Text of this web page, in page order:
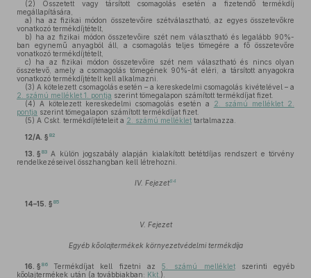
(2) Összetett vagy társított csomagolás esetén a fizetendő termékdíj
megállapítására,
a) ha az fizikai módon összetevőire szétválasztható, az egyes összetevőkre
vonatkozó termékdíjtételt,
b) ha az fizikai módon összetevőire szét nem választható és legalább 90%-
ban egynemű anyagból áll, a csomagolás teljes tömegére a fő összetevőre
vonatkozó termékdíjtételt,
c) ha az fizikai módon összetevőire szét nem választható és nincs olyan
összetevő, amely a csomagolás tömegének 90%-át eléri, a társított anyagokra
vonatkozó termékdíjtételt kell alkalmazni.
(3) A kötelezett csomagolás esetén – a kereskedelmi csomagolás kivételével – a
2. számú melléklet 1. pontja szerint tömegalapon számított termékdíjat fizet.
(4) A kötelezett kereskedelmi csomagolás esetén a
2. számú melléklet 2.
pontja szerint tömegalapon számított termékdíjat fizet.
(5) A Cskt. termékdíjtételeit a 2. számú melléklet tartalmazza.
12/A. § 82
13. § 83 A külön jogszabály alapján kialakított betétdíjas rendszert e törvény
rendelkezéseivel összhangban kell létrehozni.
IV. Fejezet84
14–15. § 85
V. Fejezet
Egyéb kőolajtermékek környezetvédelmi termékdíja
16. § 86 Termékdíjat kell fizetni az5. számú mellékletszerinti egyéb
kőolajtermékek után (a továbbiakban: Kkt. ).